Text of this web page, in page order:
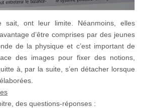
sait, ont leur limite. Néanmoins, elles
d’être comprises par des jeunes
de la physique et c’est important de
des images pour fixer des notions,
à, par la suite, s’en détacher lorsque
des questions-réponses :